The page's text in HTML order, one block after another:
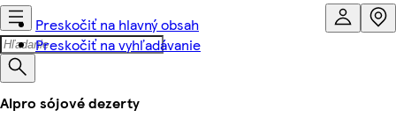
Preskočiť na hlavný obsah
Preskočiť na vyhľadávanie
Alpro sójové dezerty